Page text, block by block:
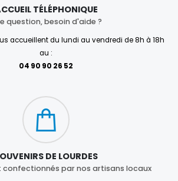
TÉLÉPHONIQUE
question, besoin d'aide ?
accueillent du lundi au vendredi de 8h à 18h
au :
04 90 90 26 52
DE LOURDES
confectionnés par nos artisans locaux